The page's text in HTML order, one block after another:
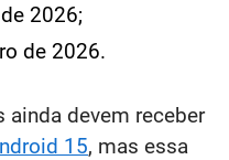
2026;
de 2026.
devem receber
15, mas essa